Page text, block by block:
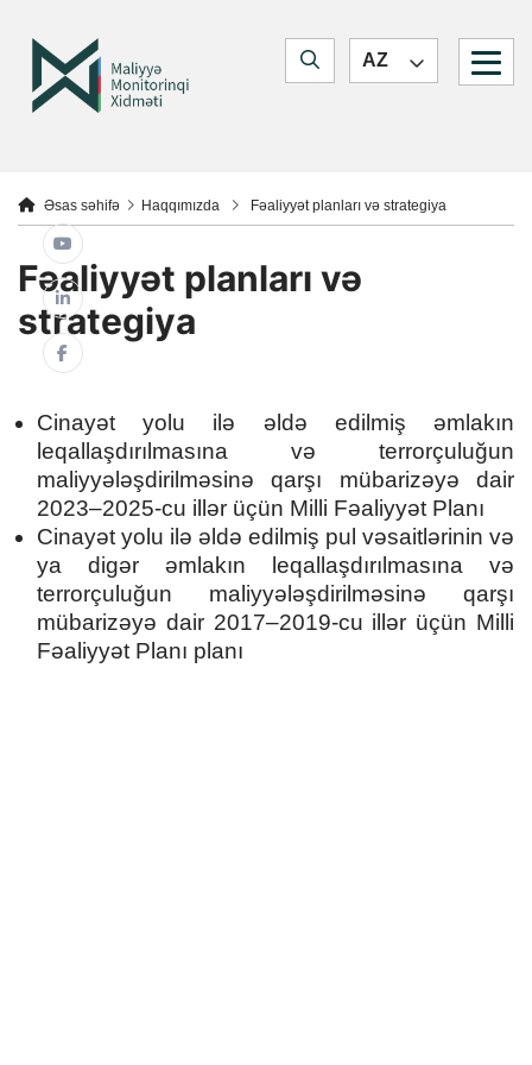
Jump to search form
Jump to main navigation
Maliyyə Monitorinq Xidməti
AZ
You are here:
Əsas səhifə Haqqımızda Fəaliyyət planları və strategiya
Fəaliyyət planları və
strategiya
Cinayət yolu ilə əldə edilmiş əmlakın
leqallaşdırılmasına və terrorçuluğun
maliyyələşdirilməsinə qarşı mübarizəyə dair
2023–2025-cu illər üçün Milli Fəaliyyət Planı
Cinayət yolu ilə əldə edilmiş pul vəsaitlərinin və
ya digər əmlakın leqallaşdırılmasına və
terrorçuluğun maliyyələşdirilməsinə qarşı
mübarizəyə dair 2017–2019-cu illər üçün Milli
Fəaliyyət Planı planı